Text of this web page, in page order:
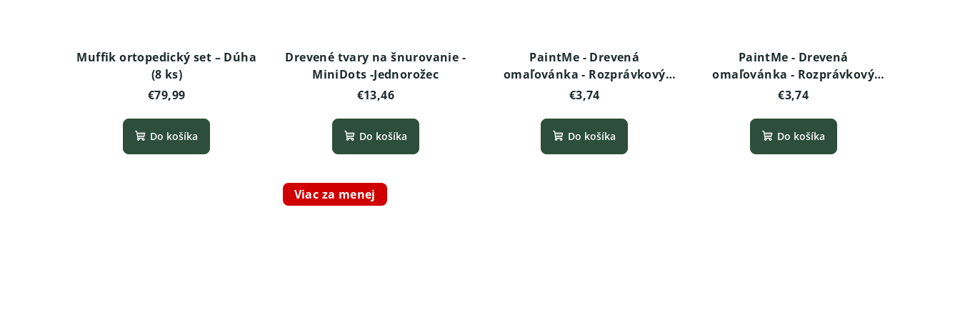
Muffik ortopedický set – Dúha
(8 ks)
€79,99
Do košíka
Drevené tvary na šnurovanie -
MiniDots -Jednorožec
€13,46
Do košíka
PaintMe - Drevená
omaľovánka - Rozprávkový
svet - Princezná
€3,74
Do košíka
PaintMe - Drevená
omaľovánka - Rozprávkový
svet - Koruna
€3,74
Do košíka
Viac za menej